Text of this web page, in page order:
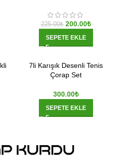
225.00₺ 200.00₺
SEPETE EKLE
7li Karışık Desenli Tenis
Çorap Set
300.00₺
SEPETE EKLE